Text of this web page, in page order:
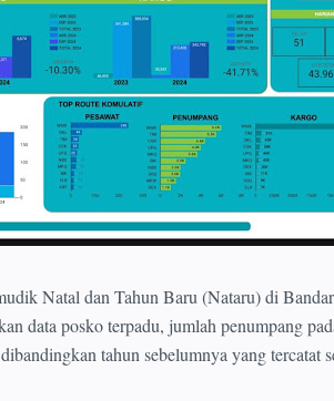
Natal dan Tahun Baru (Nataru) di
data posko terpadu, jumlah penumpang
tahun sebelumnya yang tercatat